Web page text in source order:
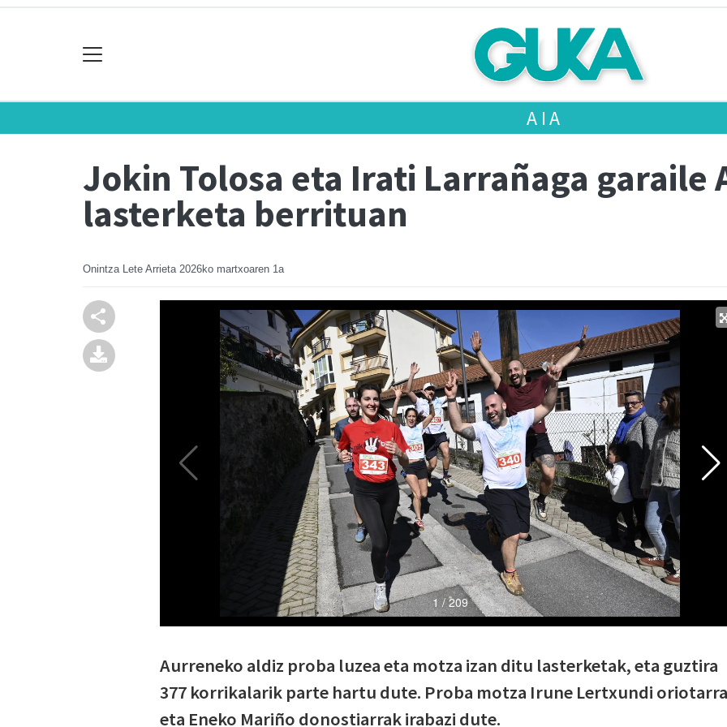
AIA
Jokin Tolosa eta Irati Larrañaga garaile
lasterketa berrituan
Onintza Lete Arrieta 2026ko martxoaren 1a
Aurreneko aldiz proba luzea eta motza izan ditu lasterketak, eta guztira
377 korrikalarik parte hartu dute. Proba motza Irune Lertxundi
eta Eneko Mariño donostiarrak irabazi dute.